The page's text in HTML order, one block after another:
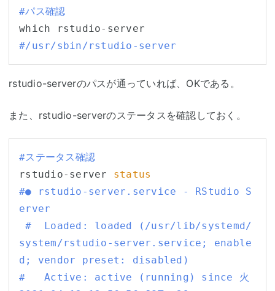
#パス確認
#/usr/sbin/rstudio-server
rstudio-serverのパスが通っていれば、OKである。
また、rstudio-serverのステータスを確認しておく。
#ステータス確認
rstudio-server status
#● rstudio-server.service - RStudio S
erver
#  Loaded: loaded (/usr/lib/systemd/
system/rstudio-server.service; enable
d; vendor preset: disabled)
#   Active: active (running) since 火